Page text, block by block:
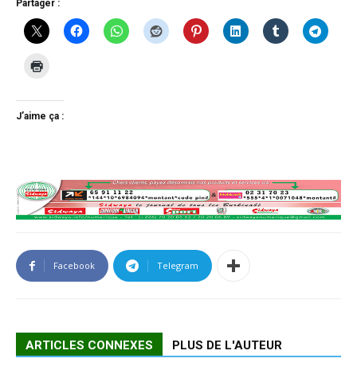
Partager :
J’aime ça :
Facebook Telegram
ARTICLES CONNEXES PLUS DE L'AUTEUR